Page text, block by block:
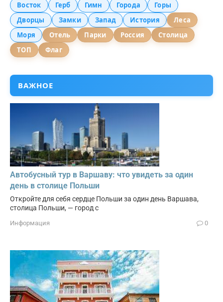
Восток Герб Гимн Города
Горы
Дворцы
Замки Запад История
Леса
Моря
Отель Парки Россия
Столица
ТОП
Флаг
ВАЖНОЕ
Автобусный тур в Варшаву: что увидеть за один
день в столице Польши
Откройте для себя сердце Польши за один день Варшава,
столица Польши, — город с
Информация 0